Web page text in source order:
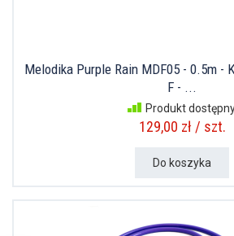
Melodika Purple Rain MDF05 - 0.5m -
F - ...
Produkt
129,00 zł / szt.
Do koszyka